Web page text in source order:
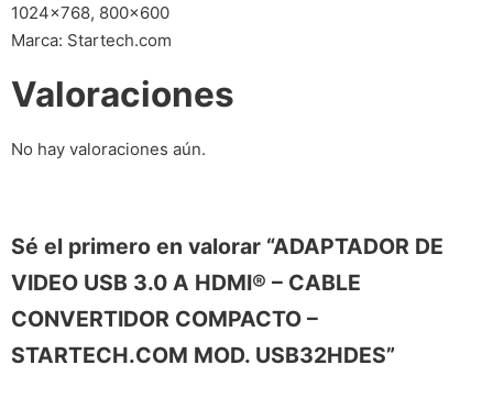
1024×768, 800×600
Marca: Startech.com
Valoraciones
No hay valoraciones aún.
Sé el primero en valorar “ADAPTADOR DE
VIDEO USB 3.0 A HDMI® – CABLE
CONVERTIDOR COMPACTO –
STARTECH.COM MOD. USB32HDES”